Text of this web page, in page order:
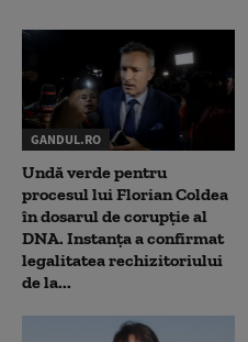
GANDUL.RO
Undă verde pentru
procesul lui Florian Coldea
în dosarul de corupție al
DNA. Instanța a confirmat
legalitatea rechizitoriului
de la...